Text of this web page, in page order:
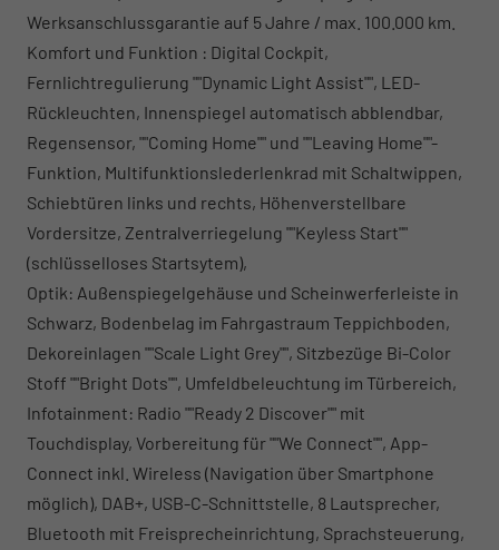
Werksanschlussgarantie auf 5 Jahre / max. 100.000 km.
Komfort und Funktion : Digital Cockpit,
Fernlichtregulierung ""Dynamic Light Assist"", LED-
Rückleuchten, Innenspiegel automatisch abblendbar,
Regensensor, ""Coming Home"" und ""Leaving Home""-
Funktion, Multifunktionslederlenkrad mit Schaltwippen,
Schiebtüren links und rechts, Höhenverstellbare
Vordersitze, Zentralverriegelung ""Keyless Start""
(schlüsselloses Startsytem),
Optik: Außenspiegelgehäuse und Scheinwerferleiste in
Schwarz, Bodenbelag im Fahrgastraum Teppichboden,
Dekoreinlagen ""Scale Light Grey"", Sitzbezüge Bi-Color
Stoff ""Bright Dots"", Umfeldbeleuchtung im Türbereich,
Infotainment: Radio ""Ready 2 Discover"" mit
Touchdisplay, Vorbereitung für ""We Connect"", App-
Connect inkl. Wireless (Navigation über Smartphone
möglich), DAB+, USB-C-Schnittstelle, 8 Lautsprecher,
Bluetooth mit Freisprecheinrichtung, Sprachsteuerung,